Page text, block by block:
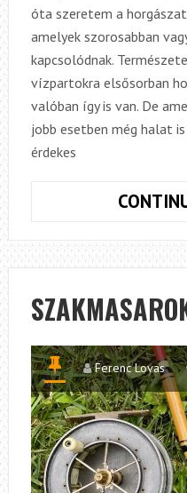
óta szeretem a
amelyek szorosabban
kapcsolódnak.
vízpartokra elsősorban
valóban így is van. De
jobb esetben még halat
érdekes
Ferenc Lovas